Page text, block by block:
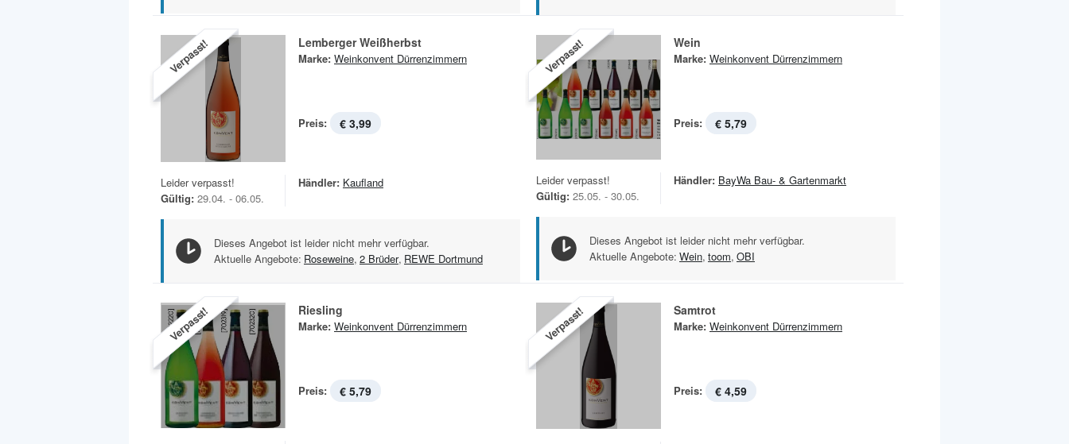
Verpasst! Lemberger Weißherbst
Marke: Weinkonvent Dürrenzimmern
Preis: € 3,99
Leider verpasst!
Gültig: 29.04. - 06.05.
Händler: Kaufland
Dieses Angebot ist leider nicht mehr verfügbar.
Aktuelle Angebote: Roseweine, 2 Brüder, REWE Dortmund
Verpasst! Wein
Marke: Weinkonvent Dürrenzimmern
Preis: € 5,79
Leider verpasst!
Gültig: 25.05. - 30.05.
Händler: BayWa Bau- & Gartenmarkt
Dieses Angebot ist leider nicht mehr verfügbar.
Aktuelle Angebote: Wein, toom, OBI
Verpasst! Riesling
Marke: Weinkonvent Dürrenzimmern
Preis: € 5,79
Verpasst! Samtrot
Marke: Weinkonvent Dürrenzimmern
Preis: € 4,59